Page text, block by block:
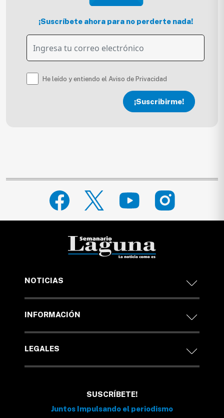
¡Suscríbete ahora para no perderte nada!
He leído y entiendo el Aviso de Privacidad
¡Suscribirme!
NOTICIAS
INFORMACIÓN
LEGALES
SUSCRÍBETE!
Juntos Impulsando el periodismo